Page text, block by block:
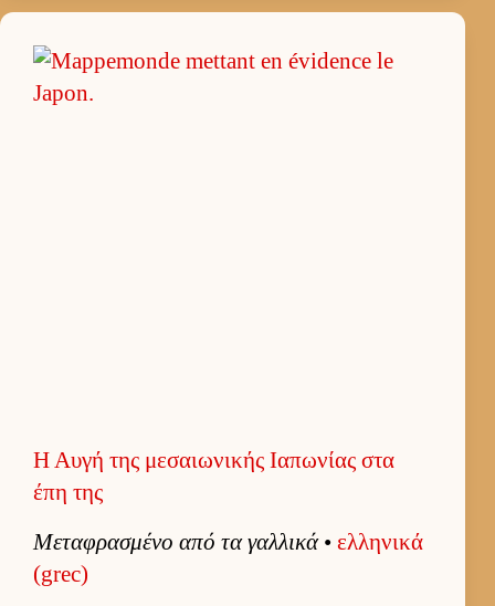
Η Αυγή της μεσαιωνικής Ιαπωνίας στα
έπη της
Μεταφρασμένο από τα γαλ­λικά• ελ­ληνικά
(grec)